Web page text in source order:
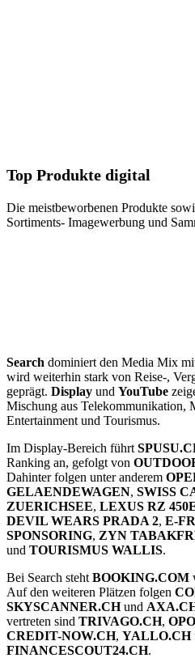
Top Produkte digital
Die meistbeworbenen Produkte
Sortiments- Imagewerbung und
Search dominiert den Media Mix
wird weiterhin stark von Reise-,
geprägt. Display und YouTube
Mischung aus Telekommunikation,
Entertainment und Tourismus.
Im Display-Bereich führt
Ranking an, gefolgt von
Dahinter folgen unter anderem
GELAENDEWAGEN, SWISS
ZUERICHSEE, LEXUS RZ
DEVIL WEARS PRADA 2, E-
SPONSORING, ZYN
und TOURISMUS WALLIS.
Bei Search steht BOOKING.COM
Auf den weiteren Plätzen folgen
SKYSCANNER.CHund
vertreten sind TRIVAGO.CH,
CREDIT-NOW.CH, YALLO.CH
FINANCESCOUT24.CH.